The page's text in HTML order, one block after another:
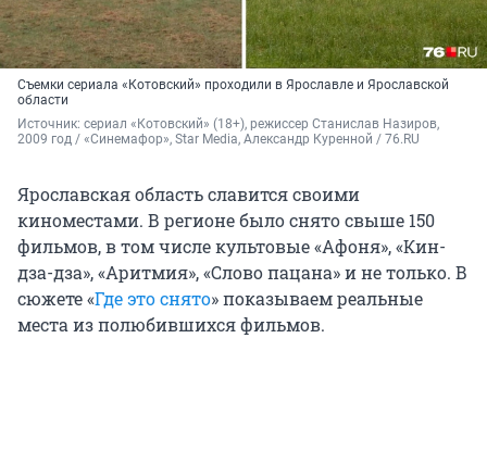
Съемки сериала «Котовский» проходили в Ярославле и Ярославской
области
Источник: сериал «Котовский» (18+), режиссер Станислав Назиров,
2009 год / «Синемафор», Star Media, Александр Куренной / 76.RU
Ярославская область славится своими
киноместами. В регионе было снято свыше 150
фильмов, в том числе культовые «Афоня», «Кин-
дза-дза», «Аритмия», «Слово пацана» и не только. В
сюжете «Где это снято» показываем реальные
места из полюбившихся фильмов.